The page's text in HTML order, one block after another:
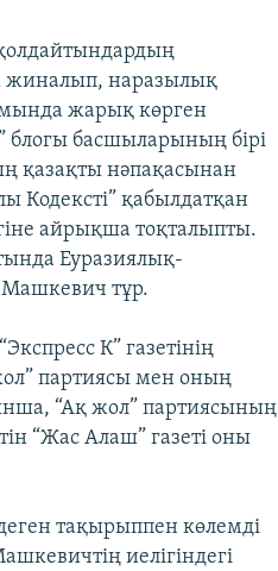
жиналып, наразылық
жарық көрген
басшыларының бірі
қазақты нәпақасынан
Кодексті” қабылдатқан
айрықша тоқталыпты.
Еуразиялық-
тұр.
К” газетінің
партиясы мен оның
“Ақ жол” партиясының
“Жас Алаш” газеті оны
тақырыппен көлемді
иелігіндегі